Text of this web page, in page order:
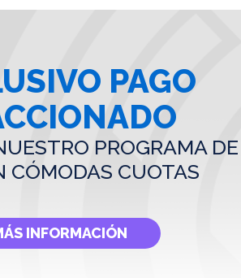
PAGO
PROGRAMA DE
CÓMODAS CUOTAS
INFORMACIÓN